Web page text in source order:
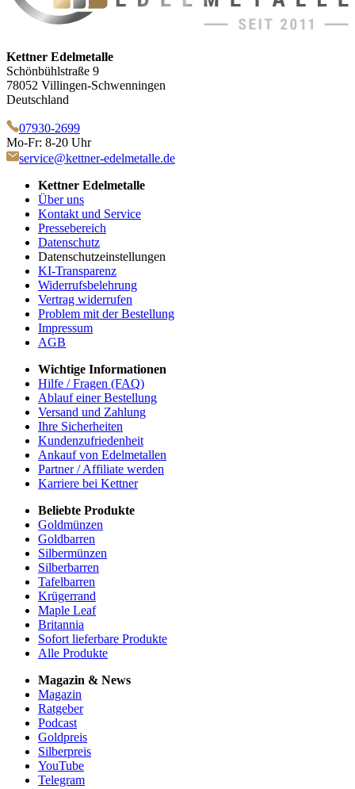
Kettner Edelmetalle
Schönbühlstraße 9
78052 Villingen-Schwenningen
Deutschland
07930-2699
Mo-Fr: 8-20 Uhr
service@kettner-edelmetalle.de
Kettner Edelmetalle
Über uns
Kontakt und Service
Pressebereich
Datenschutz
Datenschutzeinstellungen
KI-Transparenz
Widerrufsbelehrung
Vertrag widerrufen
Problem mit der Bestellung
Impressum
AGB
Wichtige Informationen
Hilfe / Fragen (FAQ)
Ablauf einer Bestellung
Versand und Zahlung
Ihre Sicherheiten
Kundenzufriedenheit
Ankauf von Edelmetallen
Partner / Affiliate werden
Karriere bei Kettner
Beliebte Produkte
Goldmünzen
Goldbarren
Silbermünzen
Silberbarren
Tafelbarren
Krügerrand
Maple Leaf
Britannia
Sofort lieferbare Produkte
Alle Produkte
Magazin & News
Magazin
Ratgeber
Podcast
Goldpreis
Silberpreis
YouTube
Telegram